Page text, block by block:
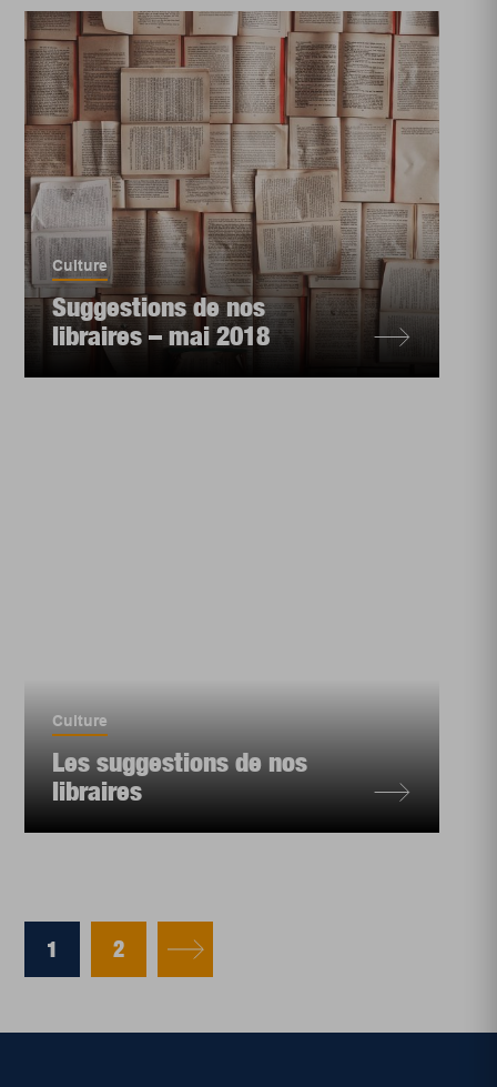
Culture
Suggestions de nos
libraires – mai 2018
Culture
Les suggestions de nos
libraires
1 2